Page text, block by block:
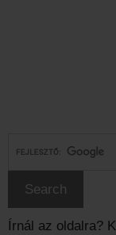
Írnál az oldalra?